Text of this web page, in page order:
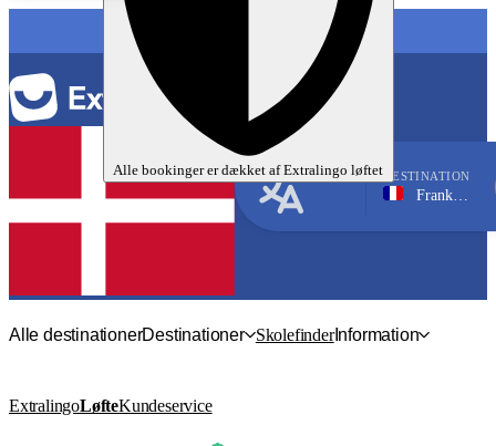
Alle bookinger er dækket afExtralingo løftetDESTINATION
Frankrig, Nice
Alle destinationerDestinationer SkolefinderInformation
ExtralingoLøfteKundeservice